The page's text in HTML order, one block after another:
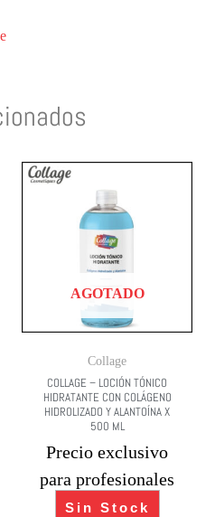
AGOTADO
Collage
COLLAGE – LOCIÓN TÓNICO
HIDRATANTE CON COLÁGENO
HIDROLIZADO Y ALANTOÍNA X
500 ML
Precio exclusivo
para profesionales
Sin Stock